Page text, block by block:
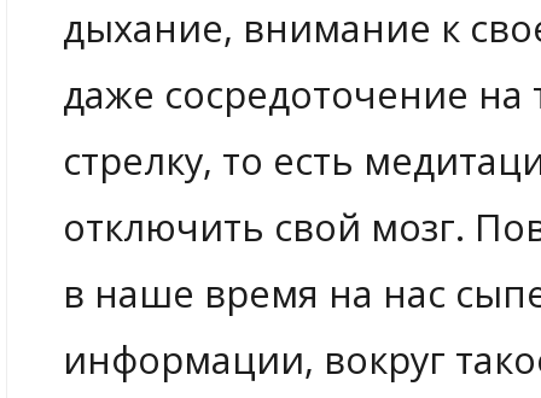
дыхание, внимание к
даже сосредоточение
стрелку, то есть
отключить свой мозг.
в наше время на нас
информации, вокруг